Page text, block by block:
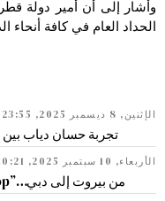
وأشار إلى أن أمير دولة
الحداد العام في كافة أنحاء
الإثنين, 8 ديسمبر 2025, 23:55
تجربة حسان دياب
الأربعاء, 10 سبتمبر 2025, 10:21
من بيروت إلى دبي…”Top Stop” اللبنانية تقتحم المعارض الدولية